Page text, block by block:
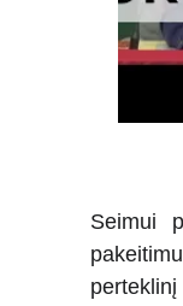
Seimui